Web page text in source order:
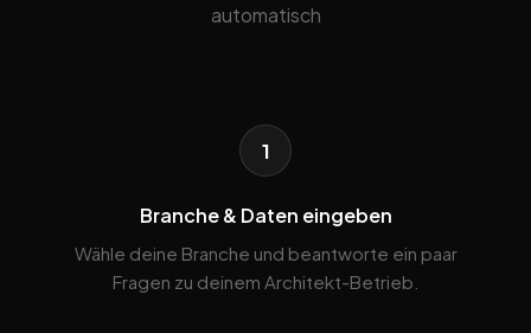
automatisch
1
Branche & Daten eingeben
Wähle deine Branche und beantworte ein paar
Fragen zu deinem Architekt-Betrieb.